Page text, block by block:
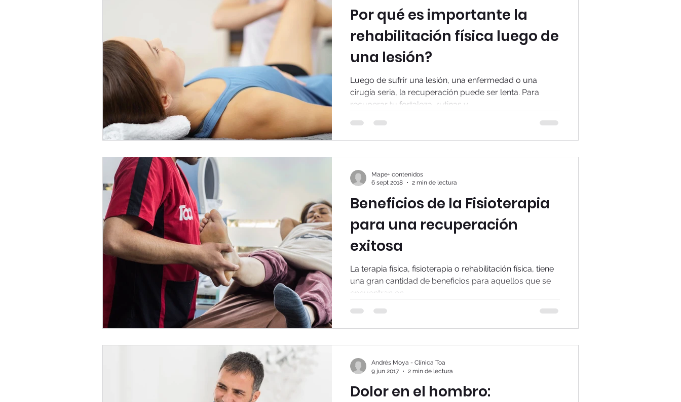
Por qué es importante la
rehabilitación física luego de
una lesión?
Luego de sufrir una lesión, una enfermedad o una
cirugía seria, la recuperación puede ser lenta. Para
recuperar tu fortaleza, rutinas y...
Beneficios de la Fisioterapia
para una recuperación
exitosa
La terapia física, fisioterapia o rehabilitación física, tiene
una gran cantidad de beneficios para aquellos que se
encuentran en...
Mape+ contenidos
6 sept 2018
2 min de lectura
Dolor en el hombro:
Andrés Moya - Clínica Toa
9 jun 2017
2 min de lectura